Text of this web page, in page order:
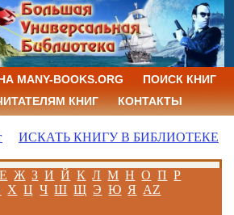
MANY-BOOKS.ORG
ПОИСК КНИГ
КНИГ
КОНТАКТЫ
ИСКАТЬ КНИГУ В БИБЛИОТЕКЕ
Е Ж З И Й К Л М Н О П Р
Х Ц Ч Ш Щ Э Ю Я AZ